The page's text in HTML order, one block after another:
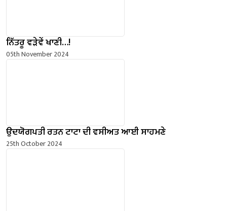
ਨਿੱਤਰੂ ਵੜੇਵੇਂ ਖਾਣੀ…!
05th November 2024
ਉਦਯੋਗਪਤੀ ਰਤਨ ਟਾਟਾ ਦੀ ਵਸੀਅਤ ਆਈ ਸਾਹਮਣੇ
25th October 2024